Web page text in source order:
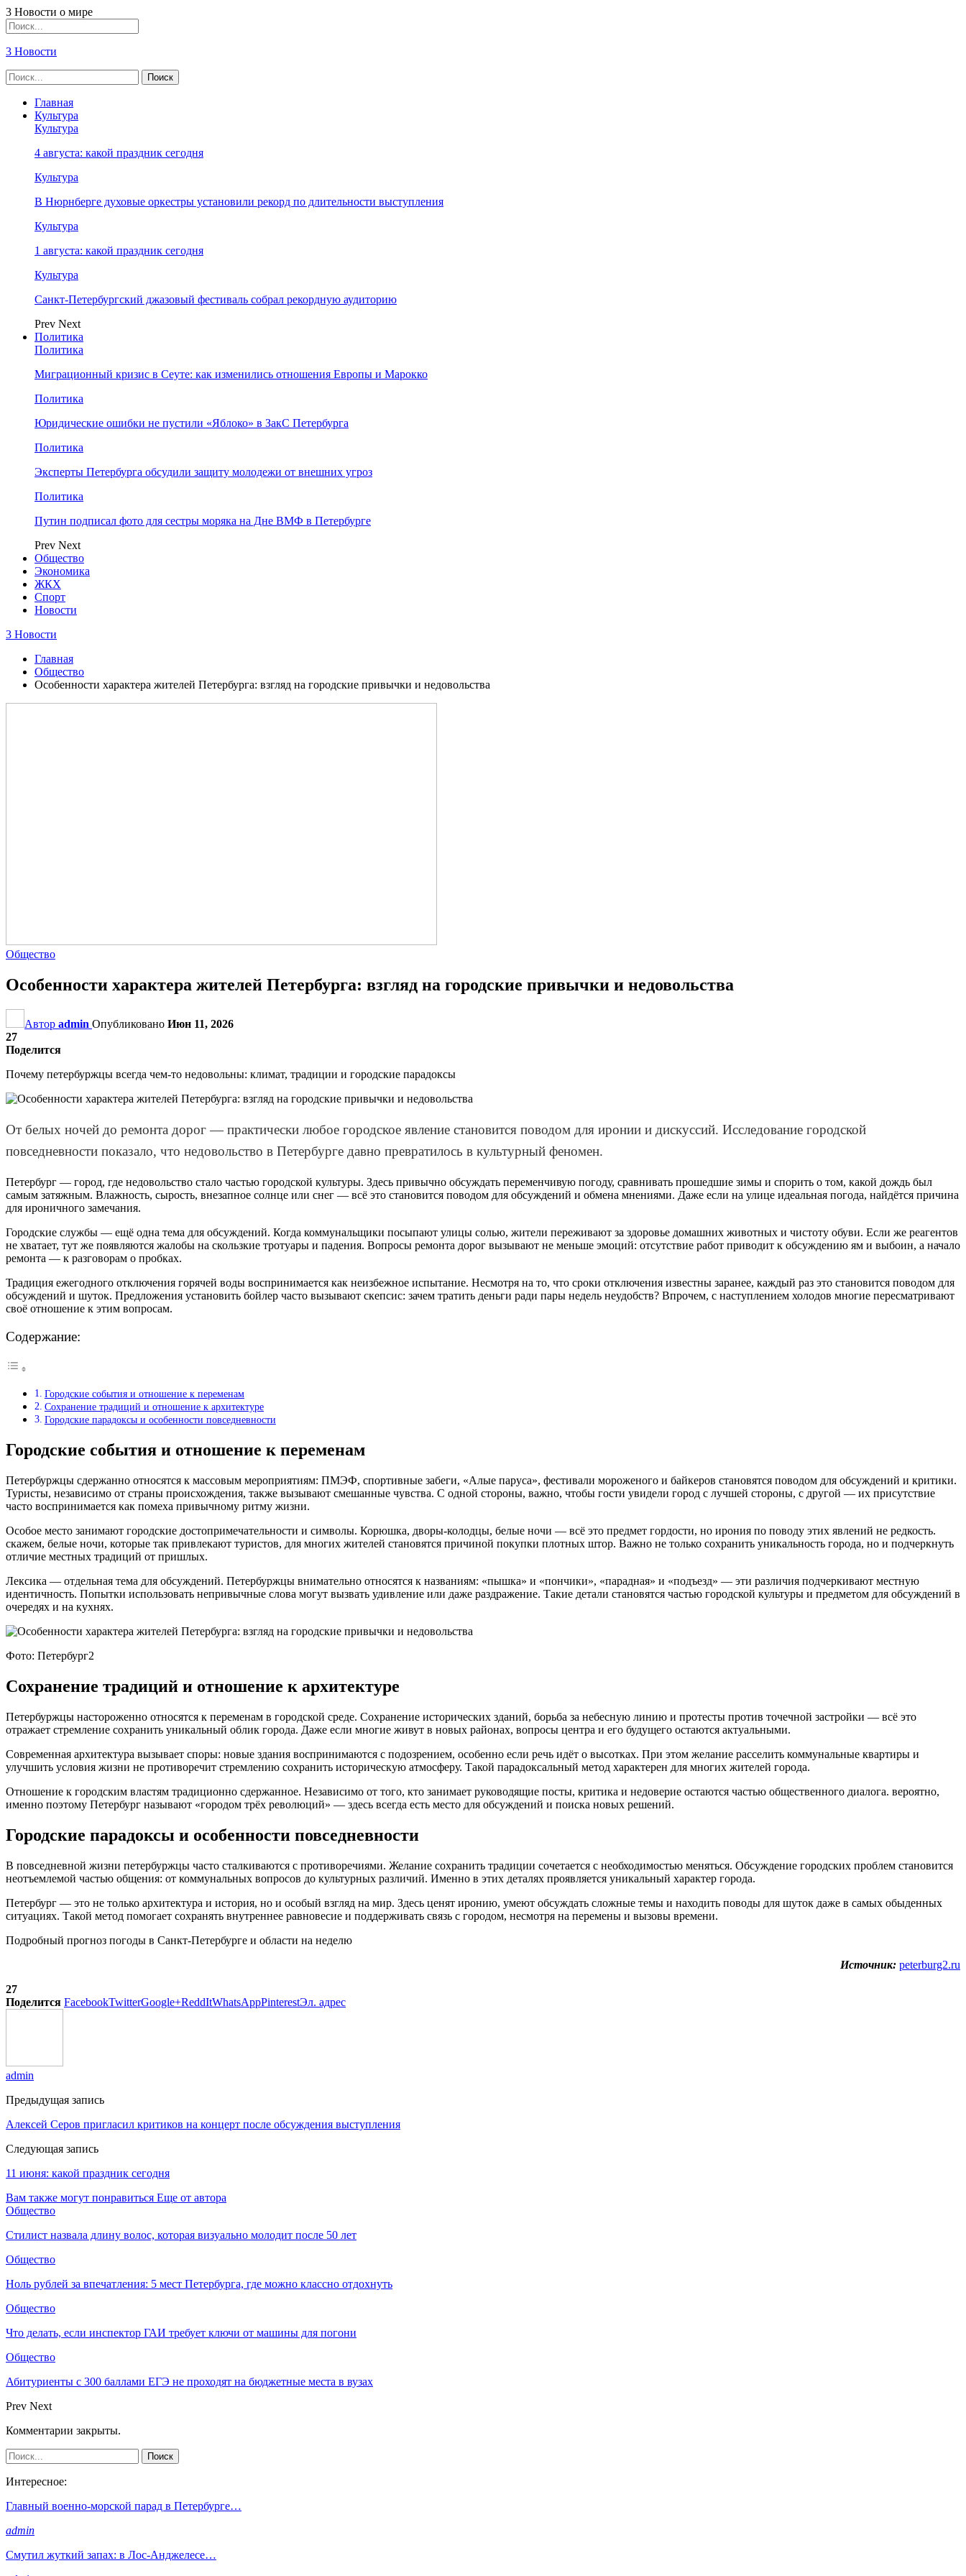
3 Новости о мире
3 Новости
Главная
Культура
Культура
4 августа: какой праздник сегодня
Культура
В Нюрнберге духовые оркестры установили рекорд по длительности выступления
Культура
1 августа: какой праздник сегодня
Культура
Санкт-Петербургский джазовый фестиваль собрал рекордную аудиторию
Prev Next
Политика
Политика
Миграционный кризис в Сеуте: как изменились отношения Европы и Марокко
Политика
Юридические ошибки не пустили «Яблоко» в ЗакС Петербурга
Политика
Эксперты Петербурга обсудили защиту молодежи от внешних угроз
Политика
Путин подписал фото для сестры моряка на Дне ВМФ в Петербурге
Prev Next
Общество
Экономика
ЖКХ
Спорт
Новости
3 Новости
Главная
Общество
Особенности характера жителей Петербурга: взгляд на городские привычки и недовольства
Общество
Особенности характера жителей Петербурга: взгляд на городские привычки и недовольства
Автор admin Опубликовано Июн 11, 2026
27
Поделится
Почему петербуржцы всегда чем-то недовольны: климат, традиции и городские парадоксы
От белых ночей до ремонта дорог — практически любое городское явление становится поводом для иронии и дискуссий. Исследование городской
повседневности показало, что недовольство в Петербурге давно превратилось в культурный феномен.
Петербург — город, где недовольство стало частью городской культуры. Здесь привычно обсуждать переменчивую погоду, сравнивать прошедшие зимы и спорить о том, какой дождь был
самым затяжным. Влажность, сырость, внезапное солнце или снег — всё это становится поводом для обсуждений и обмена мнениями. Даже если на улице идеальная погода, найдётся причина
для ироничного замечания.
Городские службы — ещё одна тема для обсуждений. Когда коммунальщики посыпают улицы солью, жители переживают за здоровье домашних животных и чистоту обуви. Если же реагентов
не хватает, тут же появляются жалобы на скользкие тротуары и падения. Вопросы ремонта дорог вызывают не меньше эмоций: отсутствие работ приводит к обсуждению ям и выбоин, а начало
ремонта — к разговорам о пробках.
Традиция ежегодного отключения горячей воды воспринимается как неизбежное испытание. Несмотря на то, что сроки отключения известны заранее, каждый раз это становится поводом для
обсуждений и шуток. Предложения установить бойлер часто вызывают скепсис: зачем тратить деньги ради пары недель неудобств? Впрочем, с наступлением холодов многие пересматривают
своё отношение к этим вопросам.
Содержание:
Городские события и отношение к переменам
Сохранение традиций и отношение к архитектуре
Городские парадоксы и особенности повседневности
Городские события и отношение к переменам
Петербуржцы сдержанно относятся к массовым мероприятиям: ПМЭФ, спортивные забеги, «Алые паруса», фестивали мороженого и байкеров становятся поводом для обсуждений и критики.
Туристы, независимо от страны происхождения, также вызывают смешанные чувства. С одной стороны, важно, чтобы гости увидели город с лучшей стороны, с другой — их присутствие
часто воспринимается как помеха привычному ритму жизни.
Особое место занимают городские достопримечательности и символы. Корюшка, дворы-колодцы, белые ночи — всё это предмет гордости, но ирония по поводу этих явлений не редкость.
скажем, белые ночи, которые так привлекают туристов, для многих жителей становятся причиной покупки плотных штор. Важно не только сохранить уникальность города, но и подчеркнуть
отличие местных традиций от пришлых.
Лексика — отдельная тема для обсуждений. Петербуржцы внимательно относятся к названиям: «пышка» и «пончики», «парадная» и «подъезд» — эти различия подчеркивают местную
идентичность. Попытки использовать непривычные слова могут вызвать удивление или даже раздражение. Такие детали становятся частью городской культуры и предметом для обсуждений в
очередях и на кухнях.
Фото: Петербург2
Сохранение традиций и отношение к архитектуре
Петербуржцы настороженно относятся к переменам в городской среде. Сохранение исторических зданий, борьба за небесную линию и протесты против точечной застройки — всё это
отражает стремление сохранить уникальный облик города. Даже если многие живут в новых районах, вопросы центра и его будущего остаются актуальными.
Современная архитектура вызывает споры: новые здания воспринимаются с подозрением, особенно если речь идёт о высотках. При этом желание расселить коммунальные квартиры и
улучшить условия жизни не противоречит стремлению сохранить историческую атмосферу. Такой парадоксальный метод характерен для многих жителей города.
Отношение к городским властям традиционно сдержанное. Независимо от того, кто занимает руководящие посты, критика и недоверие остаются частью общественного диалога. вероятно,
именно поэтому Петербург называют «городом трёх революций» — здесь всегда есть место для обсуждений и поиска новых решений.
Городские парадоксы и особенности повседневности
В повседневной жизни петербуржцы часто сталкиваются с противоречиями. Желание сохранить традиции сочетается с необходимостью меняться. Обсуждение городских проблем становится
неотъемлемой частью общения: от коммунальных вопросов до культурных различий. Именно в этих деталях проявляется уникальный характер города.
Петербург — это не только архитектура и история, но и особый взгляд на мир. Здесь ценят иронию, умеют обсуждать сложные темы и находить поводы для шуток даже в самых обыденных
ситуациях. Такой метод помогает сохранять внутреннее равновесие и поддерживать связь с городом, несмотря на перемены и вызовы времени.
Подробный прогноз погоды в Санкт-Петербурге и области на неделю
Источник: peterburg2.ru
27
Поделится FacebookTwitterGoogle+ReddItWhatsAppPinterestЭл. адрес
admin
Предыдущая запись
Алексей Серов пригласил критиков на концерт после обсуждения выступления
Следующая запись
11 июня: какой праздник сегодня
Вам также могут понравиться Еще от автора
Общество
Стилист назвала длину волос, которая визуально молодит после 50 лет
Общество
Ноль рублей за впечатления: 5 мест Петербурга, где можно классно отдохнуть
Общество
Что делать, если инспектор ГАИ требует ключи от машины для погони
Общество
Абитуриенты с 300 баллами ЕГЭ не проходят на бюджетные места в вузах
Prev Next
Комментарии закрыты.
Интересное:
Главный военно-морской парад в Петербурге…
admin
Смутил жуткий запах: в Лос-Анджелесе…